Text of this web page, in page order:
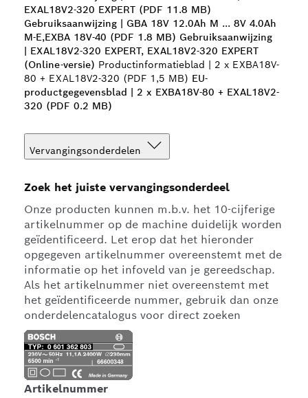
EXAL18V2-320 EXPERT (PDF 11.8 MB)
Gebruiksaanwijzing | GBA 18V 12.0Ah M ... 8V 4.0Ah
M-E,EXBA 18V-40 (PDF 1.8 MB) Gebruiksaanwijzing
| EXAL18V2-320 EXPERT, EXAL18V2-320 EXPERT
(Online-versie) Productinformatieblad | 2 x EXBA18V-
80 + EXAL18V2-320 (PDF 1,5 MB) EU-
productgegevensblad | 2 x EXBA18V-80 + EXAL18V2-
320 (PDF 0.2 MB)
Vervangingsonderdelen
Zoek het juiste vervangingsonderdeel
Onze producten kunnen m.b.v. het 10-cijferige
artikelnummer op de machine duidelijk worden
geïdentificeerd. Let erop dat het hieronder
opgegeven artikelnummer overeenstemt met de
informatie op het infoveld van je gereedschap.
Als het artikelnummer niet overeenstemt met
het geïdentificeerde nummer, gebruik dan onze
onderdelencatalogus voor direct zoeken
Artikelnummer